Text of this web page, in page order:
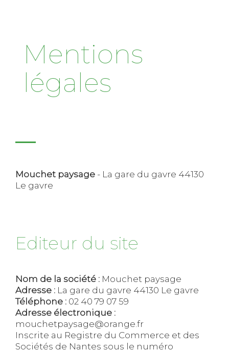
Mentions
légales
Mouchet paysage - La gare du gavre 44130
Le gavre
Editeur du site
Nom de la société : Mouchet paysage
Adresse : La gare du gavre 44130 Le gavre
Téléphone : 02 40 79 07 59
Adresse électronique :
mouchetpaysage@orange.fr
Inscrite au Registre du Commerce et des
Sociétés de Nantes sous le numéro